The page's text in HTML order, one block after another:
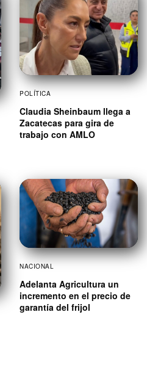
POLÍTICA
Claudia Sheinbaum llega a
Zacatecas para gira de
trabajo con AMLO
NACIONAL
Adelanta Agricultura un
incremento en el precio de
garantía del frijol